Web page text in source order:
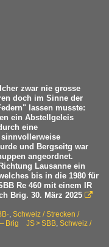
·SBB·MThB·
zwar nie grosse
doch im Sinne der
lassen musste:
ein Abstellgeleis
eine
und Bergseitg war
angeordnet.
Lausanne ein
bis in die 1980 für
Re 460 mit einem IR
Brig. 30. März 2025 
, Schweiz / Strecken /
Brig JS > SBB, Schweiz /